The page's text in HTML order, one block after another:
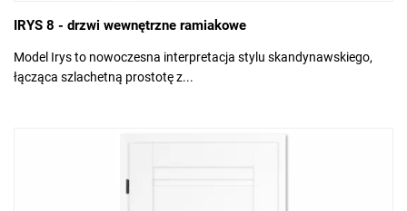
IRYS 8 - drzwi wewnętrzne ramiakowe
Model Irys to nowoczesna interpretacja stylu skandynawskiego,
łącząca szlachetną prostotę z...